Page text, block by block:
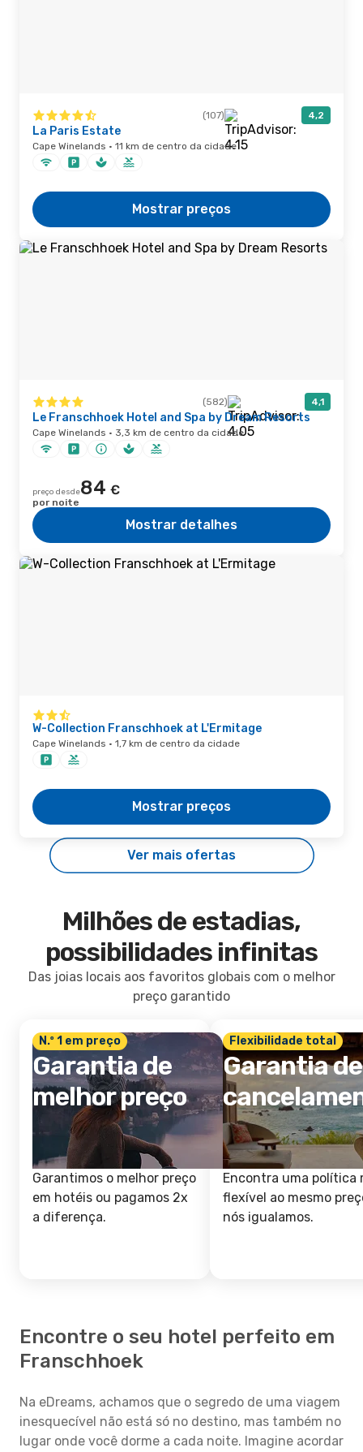
(107) 4,2
La Paris Estate
Cape Winelands · 11 km de centro da cidade
Mostrar preços
(582) 4,1
Le Franschhoek Hotel and Spa by Dream Resorts
Cape Winelands · 3,3 km de centro da cidade
preço desde84 €
por noite
Mostrar detalhes
W-Collection Franschhoek at L'Ermitage
Cape Winelands · 1,7 km de centro da cidade
Mostrar preços
Ver mais ofertas
Milhões de estadias,
possibilidades infinitas
Das joias locais aos favoritos globais com o melhor
preço garantido
N.º 1 em preço
Garantia de
melhor preço
Garantimos o melhor preço
em hotéis ou pagamos 2x
a diferença.
Flexibilidade total
Garantia de
Encontra uma política
flexível ao mesmo
nós igualamos.
Encontre o seu hotel perfeito em
Franschhoek
Na eDreams, achamos que o segredo de uma viagem
inesquecível não está só no destino, mas também no
lugar onde você dorme a cada noite. Imagine acordar